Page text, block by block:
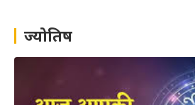
h ज्योतिष